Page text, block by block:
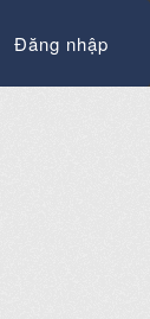
Đăng nhập